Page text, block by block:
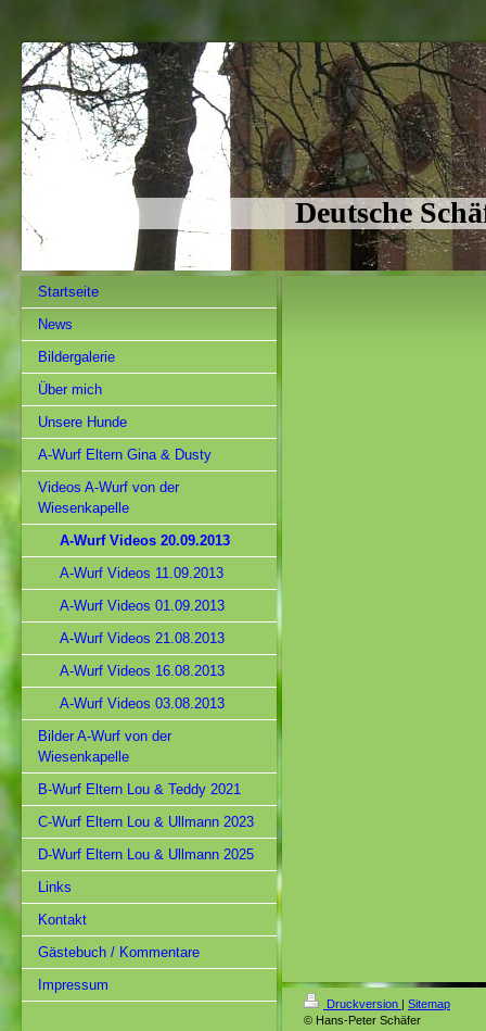
Deutsche
Startseite
News
Bildergalerie
Über mich
Unsere Hunde
A-Wurf Eltern Gina & Dusty
Videos A-Wurf von der
Wiesenkapelle
A-Wurf Videos 20.09.2013
A-Wurf Videos 11.09.2013
A-Wurf Videos 01.09.2013
A-Wurf Videos 21.08.2013
A-Wurf Videos 16.08.2013
A-Wurf Videos 03.08.2013
Bilder A-Wurf von der
Wiesenkapelle
B-Wurf Eltern Lou & Teddy 2021
C-Wurf Eltern Lou & Ullmann 2023
D-Wurf Eltern Lou & Ullmann 2025
Links
Kontakt
Gästebuch / Kommentare
Impressum
Druckversion | Sitemap
© Hans-Peter Schäfer